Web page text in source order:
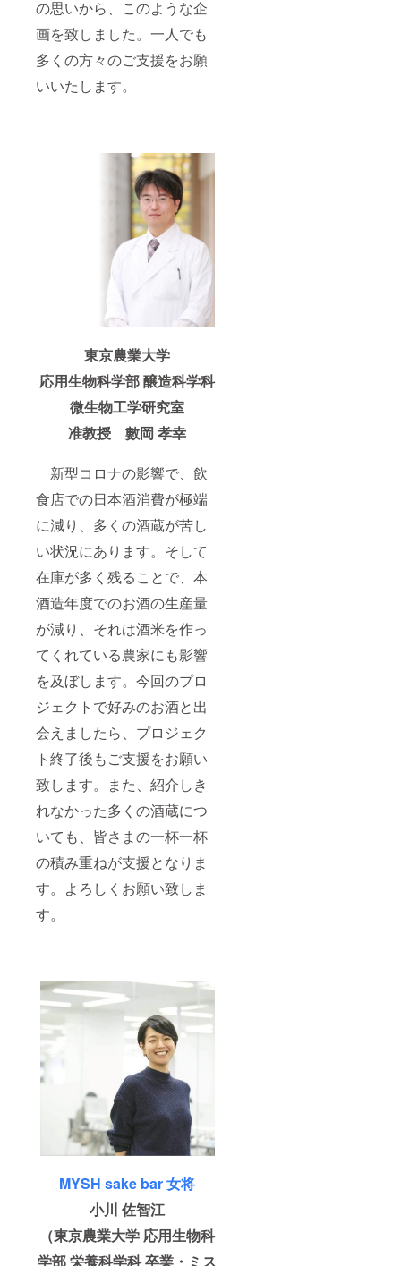
の思いから、このような企
画を致しました。一人でも
多くの方々のご支援をお願
いいたします。
東京農業大学
応用生物科学部 醸造科学科
微生物工学研究室
准教授 數岡 孝幸
新型コロナの影響で、飲
食店での日本酒消費が極端
に減り、多くの酒蔵が苦し
い状況にあります。そして
在庫が多く残ることで、本
酒造年度でのお酒の生産量
が減り、それは酒米を作っ
てくれている農家にも影響
を及ぼします。今回のプロ
ジェクトで好みのお酒と出
会えましたら、プロジェク
ト終了後もご支援をお願い
致します。また、紹介しき
れなかった多くの酒蔵につ
いても、皆さまの一杯一杯
の積み重ねが支援となりま
す。よろしくお願い致しま
す。
MYSH sake bar 女将
小川 佐智江
（東京農業大学 応用生物科
学部 栄養科学科 卒業・ ミス